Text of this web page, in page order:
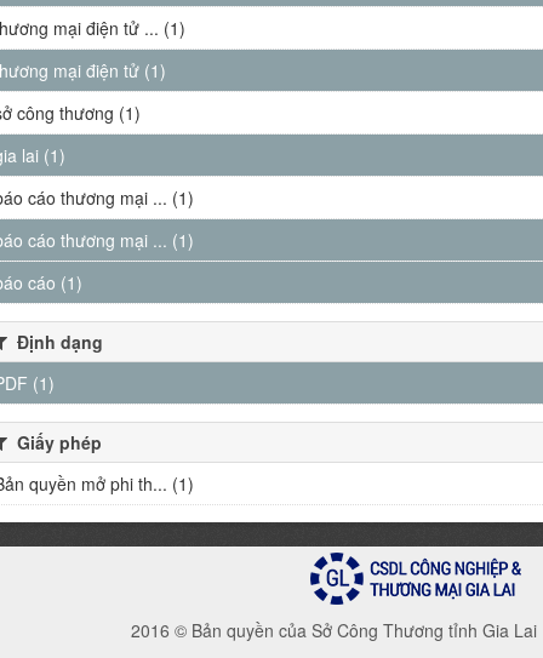
mại điện tử ... (1)
mại điện tử (1)
công thương (1)
lai (1)
cáo thương mại ... (1)
cáo thương mại ... (1)
cáo (1)
Định dạng
(1)
Giấy phép
quyền mở phi th... (1)
2016 © Bản quyền của Sở Công Thương tỉnh Gia Lai